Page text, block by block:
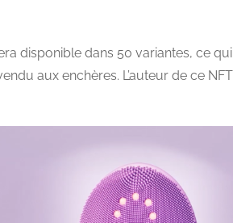
disponible dans 50 variantes, ce
aux enchères. L’auteur de ce